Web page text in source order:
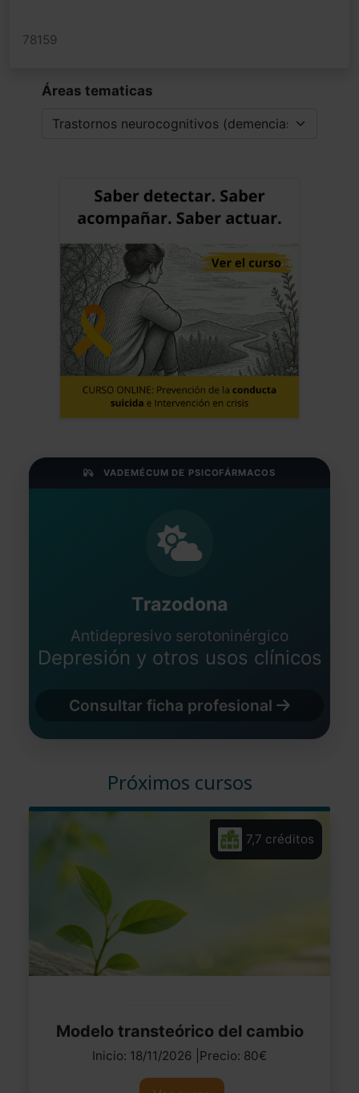
78159
Áreas tematicas
VADEMÉCUM DE PSICOFÁRMACOS
Trazodona
Antidepresivo serotoninérgico
Depresión y otros usos clínicos
Consultar ficha profesional
Próximos cursos
7,7 créditos
Modelo transteórico del cambio
Inicio: 18/11/2026 |Precio: 80€